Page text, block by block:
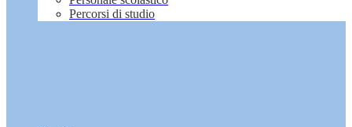
Percorsi di studio